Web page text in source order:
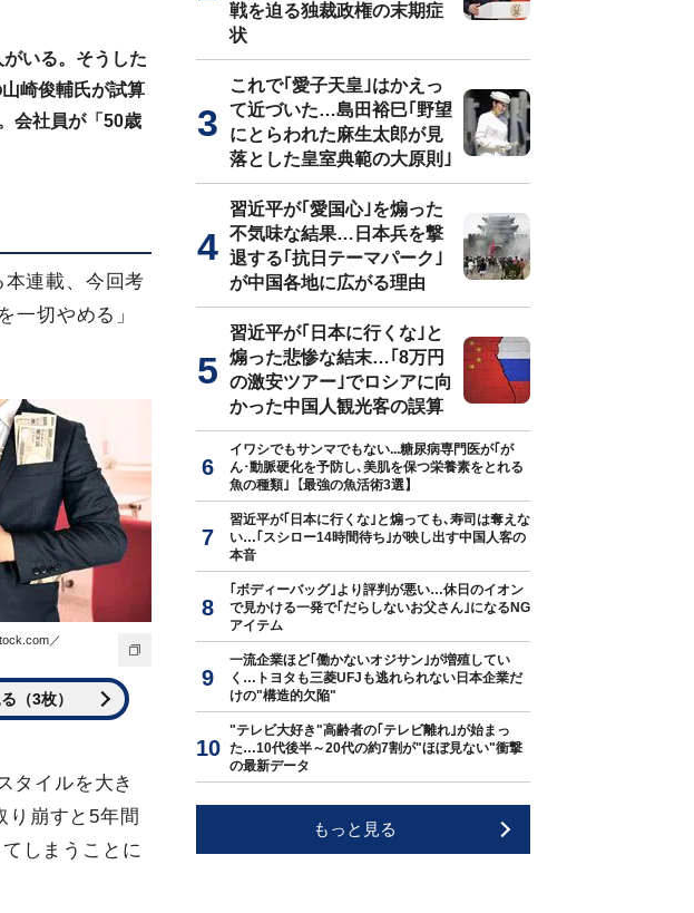
いる。そうした
崎俊輔氏が試算
会社員が「50歳
本連載、今回考
一切やめる」
／
（3枚）
タイルを大き
り崩すと5年間
しまうことに
戦を迫る独裁政権の末期症
状
これで｢愛子天皇｣はかえっ
て近づいた…島田裕巳｢野望
にとらわれた麻生太郎が見
落とした皇室典範の大原則｣
習近平が｢愛国心｣を煽った
不気味な結果…日本兵を撃
退する｢抗日テーマパーク｣
が中国各地に広がる理由
習近平が｢日本に行くな｣と
煽った悲惨な結末…｢8万円
の激安ツアー｣でロシアに向
かった中国人観光客の誤算
イワシでもサンマでもない...糖尿病専門医が｢が
ん･動脈硬化を予防し､美肌を保つ栄養素をとれる
魚の種類｣【最強の魚活術3選】
習近平が｢日本に行くな｣と煽っても､寿司は奪えな
い…｢スシロー14時間待ち｣が映し出す中国人客の
本音
｢ボディーバッグ｣より評判が悪い…休日のイオン
で見かける一発で｢だらしないお父さん｣になるNG
アイテム
一流企業ほど｢働かないオジサン｣が増殖してい
く…トヨタも三菱UFJも逃れられない日本企業だ
けの"構造的欠陥"
"テレビ大好き"高齢者の｢テレビ離れ｣が始まっ
た…10代後半～20代の約7割が"ほぼ見ない"衝撃
の最新データ
もっと見る